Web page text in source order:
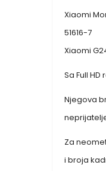
Xiaomi
51616-7
Xiaomi
Sa Full
Njegova
Za
i broja